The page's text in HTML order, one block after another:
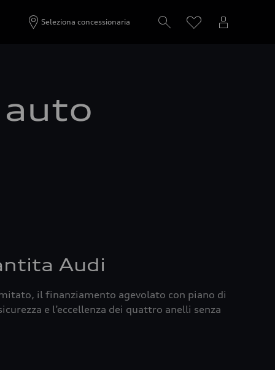
Seleziona concessionaria
Audi
il finanziamento agevolato con piano di
e l’eccellenza dei quattro anelli senza